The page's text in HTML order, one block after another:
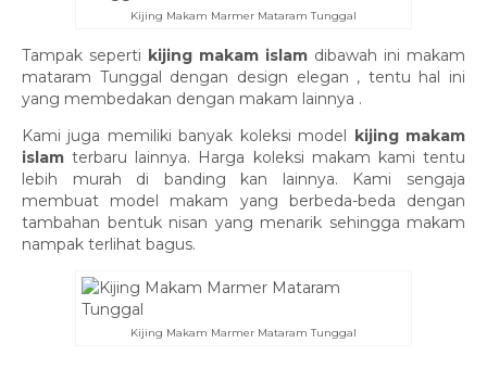
Kijing Makam Marmer Mataram Tunggal
Tampak seperti kijing makam islam dibawah ini makam
mataram Tunggal dengan design elegan , tentu hal ini
yang membedakan dengan makam lainnya .
Kami juga memiliki banyak koleksi model kijing makam
islam terbaru lainnya. Harga koleksi makam kami tentu
lebih murah di banding kan lainnya. Kami sengaja
membuat model makam yang berbeda-beda dengan
tambahan bentuk nisan yang menarik sehingga makam
nampak terlihat bagus.
Kijing Makam Marmer Mataram Tunggal